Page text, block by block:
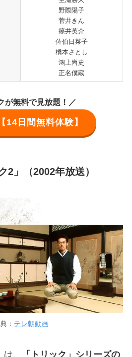
野際陽子
菅井きん
篠井英介
佐伯日菜子
橋本さとし
鴻上尚史
正名僕蔵
が無料で見放題！／
14日間無料体験】
」（2002年放送）
： テレ朝動画
、
「トリック」シリーズの